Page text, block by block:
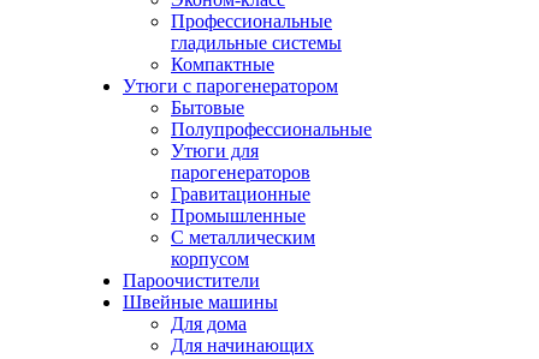
Профессиональные
гладильные системы
Компактные
Утюги с парогенератором
Бытовые
Полупрофессиональные
Утюги для
парогенераторов
Гравитационные
Промышленные
С металлическим
корпусом
Пароочистители
Швейные машины
Для дома
Для начинающих